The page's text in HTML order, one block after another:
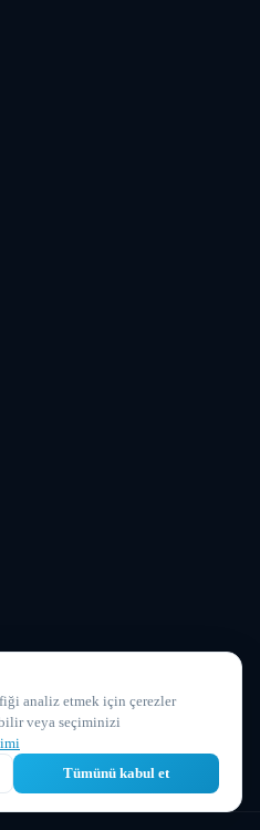
analiz etmek için çerezler
veya seçiminizi
Tümünü kabul et